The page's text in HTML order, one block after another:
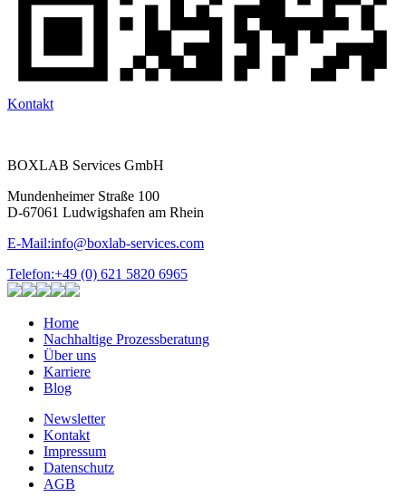
Kontakt
BOXLAB Services GmbH
Mundenheimer Straße 100
D-67061 Ludwigshafen am Rhein
E-Mail:info@boxlab-services.com
Telefon:+49 (0) 621 5820 6965
Home
Nachhaltige Prozessberatung
Über uns
Karriere
Blog
Newsletter
Kontakt
Impressum
Datenschutz
AGB